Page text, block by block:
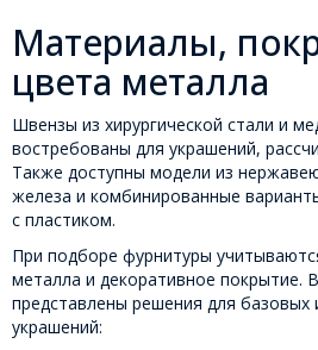
Материалы,
цвета металла
Швензы из хирургической стали и
востребованы для украшений,
Также доступны модели из
железа и комбинированные
с пластиком.
При подборе фурнитуры
металла и декоративное покрытие.
представлены решения для базовых
украшений: